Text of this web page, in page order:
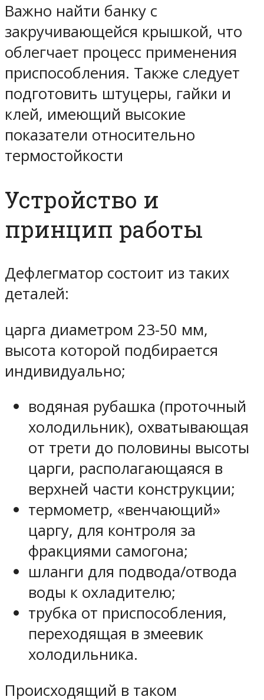
Важно найти банку с
закручивающейся крышкой, что
облегчает процесс применения
приспособления. Также следует
подготовить штуцеры, гайки и
клей, имеющий высокие
показатели относительно
термостойкости
Устройство и
принцип работы
Дефлегматор состоит из таких
деталей:
царга диаметром 23-50 мм,
высота которой подбирается
индивидуально;
водяная рубашка (проточный
холодильник), охватывающая
от трети до половины высоты
царги, располагающаяся в
верхней части конструкции;
термометр, «венчающий»
царгу, для контроля за
фракциями самогона;
шланги для подвода/отвода
воды к охладителю;
трубка от приспособления,
переходящая в змеевик
холодильника.
Происходящий в таком